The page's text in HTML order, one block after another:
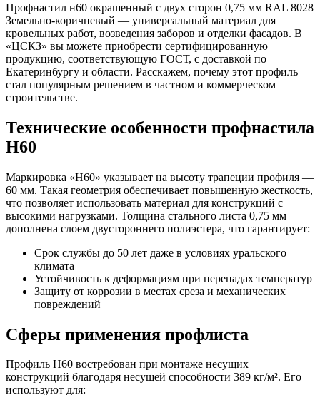
Профнастил н60 окрашенный с двух сторон 0,75 мм RAL 8028
Земельно-коричневый — универсальный материал для
кровельных работ, возведения заборов и отделки фасадов. В
«ЦСКЗ» вы можете приобрести сертифицированную
продукцию, соответствующую ГОСТ, с доставкой по
Екатеринбургу и области. Расскажем, почему этот профиль
стал популярным решением в частном и коммерческом
строительстве.
Технические особенности профнастила
Н60
Маркировка «Н60» указывает на высоту трапеции профиля —
60 мм. Такая геометрия обеспечивает повышенную жесткость,
что позволяет использовать материал для конструкций с
высокими нагрузками. Толщина стального листа 0,75 мм
дополнена слоем двустороннего полиэстера, что гарантирует:
Срок службы до 50 лет даже в условиях уральского
климата
Устойчивость к деформациям при перепадах температур
Защиту от коррозии в местах среза и механических
повреждений
Сферы применения профлиста
Профиль Н60 востребован при монтаже несущих
конструкций благодаря несущей способности 389 кг/м². Его
используют для: